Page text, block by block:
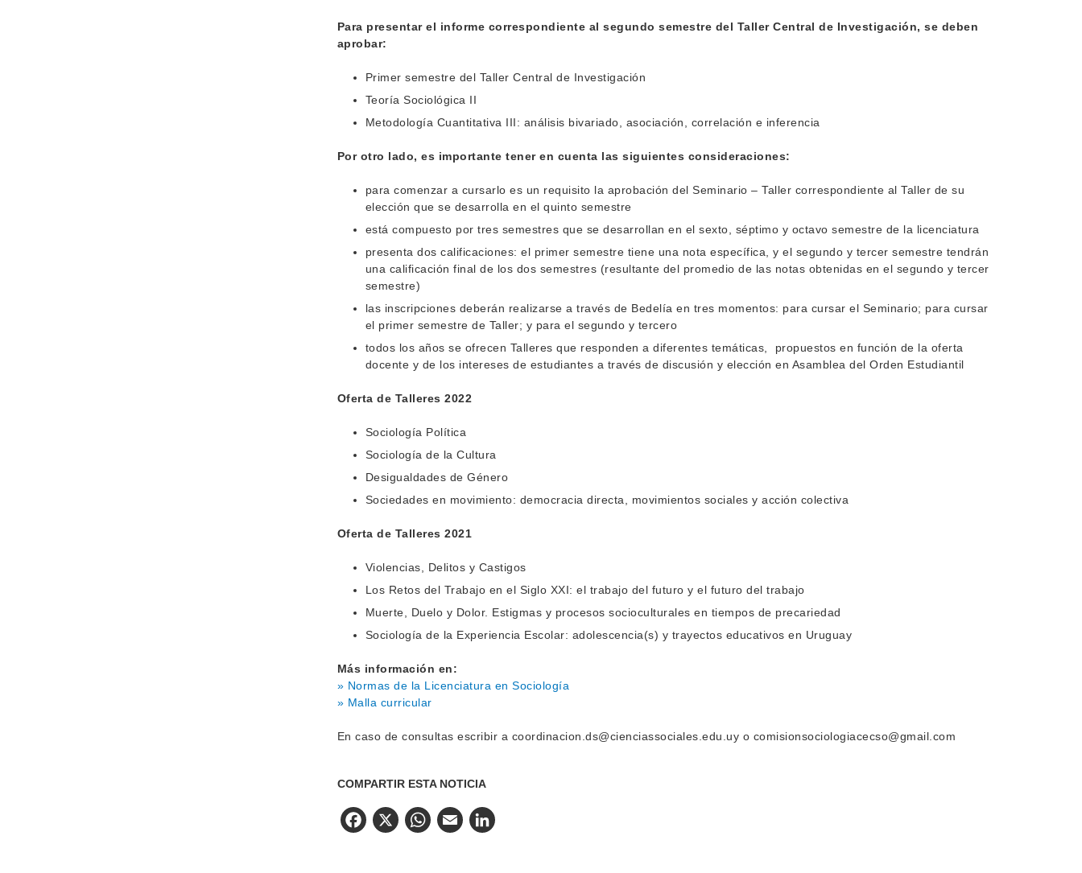
Para presentar el informe correspondiente al segundo semestre del Taller Central de Investigación, se deben
aprobar:
Primer semestre del Taller Central de Investigación
Teoría Sociológica II
Metodología Cuantitativa III: análisis bivariado, asociación, correlación e inferencia
Por otro lado, es importante tener en cuenta las siguientes consideraciones:
para comenzar a cursarlo es un requisito la aprobación del Seminario – Taller correspondiente al Taller de su
elección que se desarrolla en el quinto semestre
está compuesto por tres semestres que se desarrollan en el sexto, séptimo y octavo semestre de la licenciatura
presenta dos calificaciones: el primer semestre tiene una nota específica, y el segundo y tercer semestre tendrán
una calificación final de los dos semestres (resultante del promedio de las notas obtenidas en el segundo y tercer
semestre)
las inscripciones deberán realizarse a través de Bedelía en tres momentos: para cursar el Seminario; para cursar
el primer semestre de Taller; y para el segundo y tercero
todos los años se ofrecen Talleres que responden a diferentes temáticas, propuestos en función de la oferta
docente y de los intereses de estudiantes a través de discusión y elección en Asamblea del Orden Estudiantil
Oferta de Talleres 2022
Sociología Política
Sociología de la Cultura
Desigualdades de Género
Sociedades en movimiento: democracia directa, movimientos sociales y acción colectiva
Oferta de Talleres 2021
Violencias, Delitos y Castigos
Los Retos del Trabajo en el Siglo XXI: el trabajo del futuro y el futuro del trabajo
Muerte, Duelo y Dolor. Estigmas y procesos socioculturales en tiempos de precariedad
Sociología de la Experiencia Escolar: adolescencia(s) y trayectos educativos en Uruguay
Más información en:
» Normas de la Licenciatura en Sociología
» Malla curricular
En caso de consultas escribir a coordinacion.ds@cienciassociales.edu.uy o comisionsociologiacecso@gmail.com
COMPARTIR ESTA NOTICIA
Facebook
X WhatsApp
Email